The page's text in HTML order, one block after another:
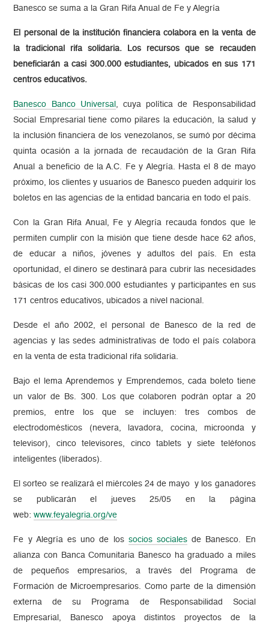
Banesco se suma a la Gran Rifa Anual de Fe y Alegría
El personal de la institución financiera colabora en la venta de
la tradicional rifa solidaria. Los recursos que se recauden
beneficiarán a casi 300.000 estudiantes, ubicados en sus 171
centros educativos.
Banesco Banco Universal , cuya política de Responsabilidad
Social Empresarial tiene como pilares la educación, la salud y
la inclusión financiera de los venezolanos, se sumó por décima
quinta ocasión a la jornada de recaudación de la Gran Rifa
Anual a beneficio de la A.C. Fe y Alegría. Hasta el 8 de mayo
próximo, los clientes y usuarios de Banesco pueden adquirir los
boletos en las agencias de la entidad bancaria en todo el país.
Con la Gran Rifa Anual, Fe y Alegría recauda fondos que le
permiten cumplir con la misión que tiene desde hace 62 años,
de educar a niños, jóvenes y adultos del país. En esta
oportunidad, el dinero se destinará para cubrir las necesidades
básicas de los casi 300.000 estudiantes y participantes en sus
171 centros educativos, ubicados a nivel nacional.
Desde el año 2002, el personal de Banesco de la red de
agencias y las sedes administrativas de todo el país colabora
en la venta de esta tradicional rifa solidaria.
Bajo el lema Aprendemos y Emprendemos, cada boleto tiene
un valor de Bs. 300. Los que colaboren podrán optar a 20
premios, entre los que se incluyen: tres combos de
electrodomésticos (nevera, lavadora, cocina, microonda y
televisor), cinco televisores, cinco tablets y siete teléfonos
inteligentes (liberados).
El sorteo se realizará el miércoles 24 de mayo y los ganadores
se publicarán el jueves 25/05 en la página
web:www.feyalegria.org/ve
Fe y Alegría es uno de los socios sociales de Banesco. En
alianza con Banca Comunitaria Banesco ha graduado a miles
de pequeños empresarios, a través del Programa de
Formación de Microempresarios. Como parte de la dimensión
externa de su Programa de Responsabilidad Social
Empresarial, Banesco apoya distintos proyectos de la